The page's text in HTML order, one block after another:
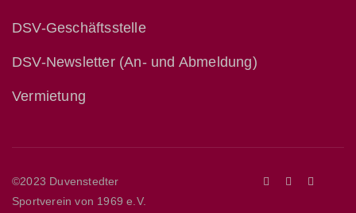
DSV-Geschäftsstelle
DSV-Newsletter (An- und Abmeldung)
Vermietung
©2023 Duvenstedter
Sportverein von 1969 e.V.